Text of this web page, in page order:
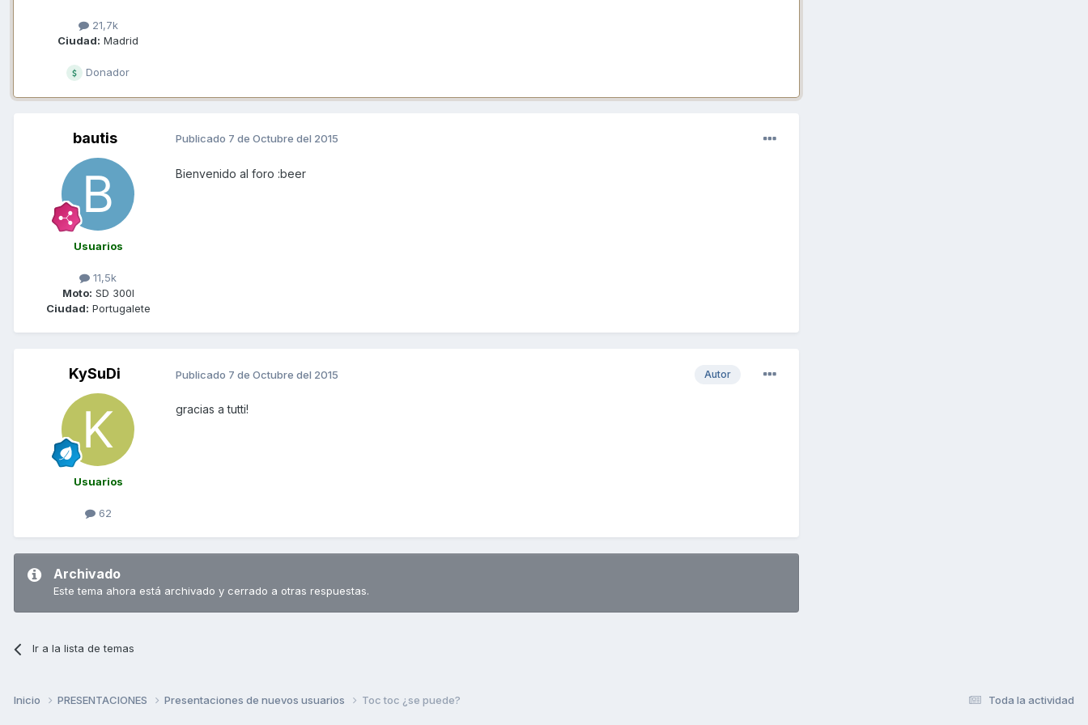
21,7k
Ciudad: Madrid
Donador
bautis
Usuarios
11,5k
Moto: SD 300I
Ciudad: Portugalete
Publicado 7 de Octubre del 2015
Bienvenido al foro :beer
KySuDi
Usuarios
62
Autor
Publicado 7 de Octubre del 2015
gracias a tutti!
Archivado
Este tema ahora está archivado y cerrado a otras respuestas.
Ir a la lista de temas
Toda la actividad
Inicio PRESENTACIONES Presentaciones de nuevos usuarios Toc toc ¿se puede?